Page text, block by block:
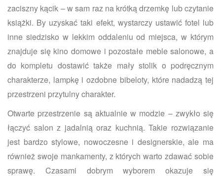
zaciszny kącik – w sam raz na krótką drzemkę lub czytanie
książki. By uzyskać taki efekt, wystarczy ustawić fotel lub
inne siedzisko w lekkim oddaleniu od miejsca, w którym
znajduje się kino domowe i pozostałe meble salonowe, a
do kompletu dostawić także mały stolik o podręcznym
charakterze, lampkę i ozdobne bibeloty, które nadadzą tej
przestrzeni przytulny charakter.
Otwarte przestrzenie są aktualnie w modzie – zwykło się
łączyć salon z jadalnią oraz kuchnią. Takie rozwiązanie
jest bardzo stylowe, nowoczesne i designerskie, ale ma
również swoje mankamenty, z których warto zdawać sobie
sprawę. Czasami dobrym wyborem okazuje się